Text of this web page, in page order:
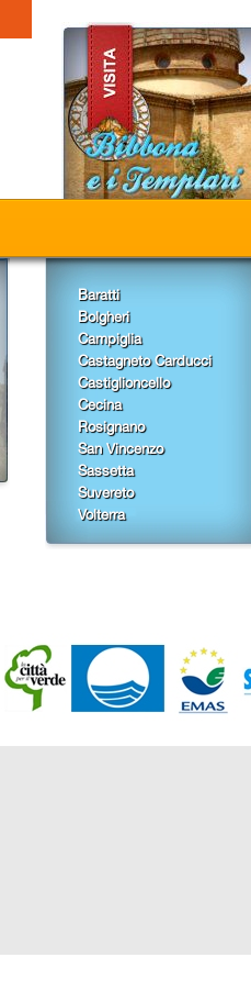
Baratti
Bolgheri
Campiglia
Castagneto Carducci
Castiglioncello
Cecina
Rosignano
San Vincenzo
Sassetta
Suvereto
Volterra